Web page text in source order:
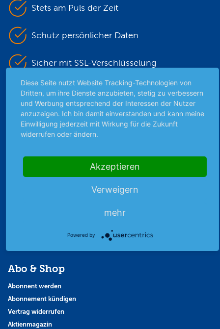
Stets am Puls der Zeit
Schutz persönlicher Daten
Sicher mit SSL-Verschlüsselung
Highlights
Archiv
Börsenbericht
Börsengespräche
Abo & Shop
Abonnent werden
Abonnement kündigen
Vertrag widerrufen
Aktienmagazin
Diese Seite nutzt Website Tracking-Technologien von
Dritten, um ihre Dienste anzubieten, stetig zu verbessern
und Werbung entsprechend der Interessen der Nutzer
anzuzeigen. Ich bin damit einverstanden und kann meine
Einwilligung jederzeit mit Wirkung für die Zukunft
widerrufen oder ändern.
Akzeptieren
Verweigern
mehr
Powered by